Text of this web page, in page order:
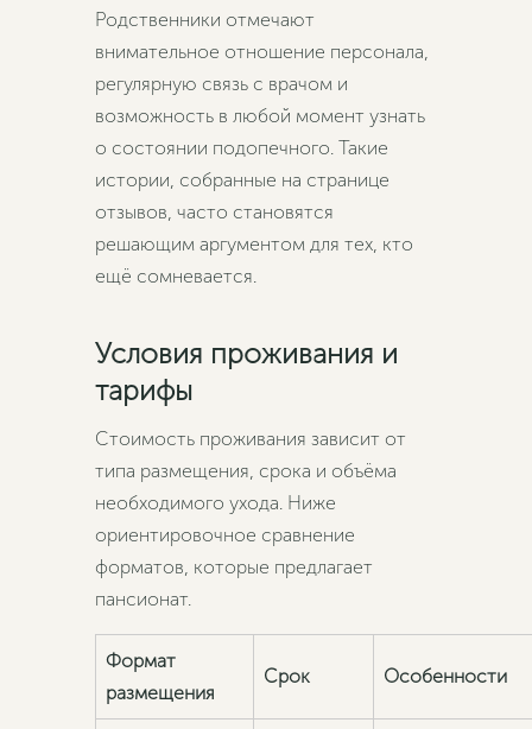
Родственники отмечают
внимательное отношение персонала,
регулярную связь с врачом и
возможность в любой момент узнать
о состоянии подопечного. Такие
истории, собранные на странице
отзывов, часто становятся
решающим аргументом для тех, кто
ещё сомневается.
Условия проживания и
тарифы
Стоимость проживания зависит от
типа размещения, срока и объёма
необходимого ухода. Ниже
ориентировочное сравнение
форматов, которые предлагает
пансионат.
Формат
размещения
Срок Особенности